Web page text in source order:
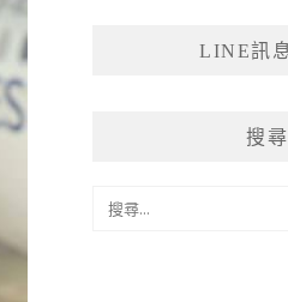
LINE訊
搜尋